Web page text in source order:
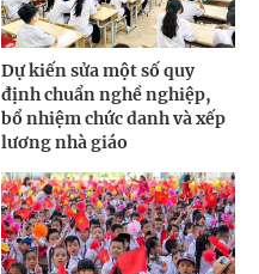
Dự kiến sửa một số quy
định chuẩn nghề nghiệp,
bổ nhiệm chức danh và xếp
lương nhà giáo